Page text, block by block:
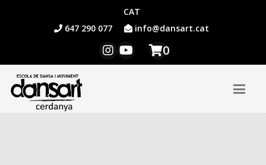
CAT
647 290 077
info@dansart.cat
0